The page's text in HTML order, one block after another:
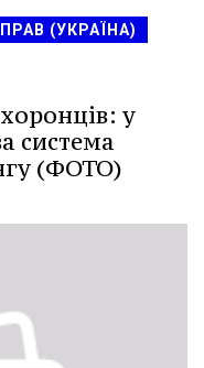
(УКРАЇНА)
у
система
(ФОТО)